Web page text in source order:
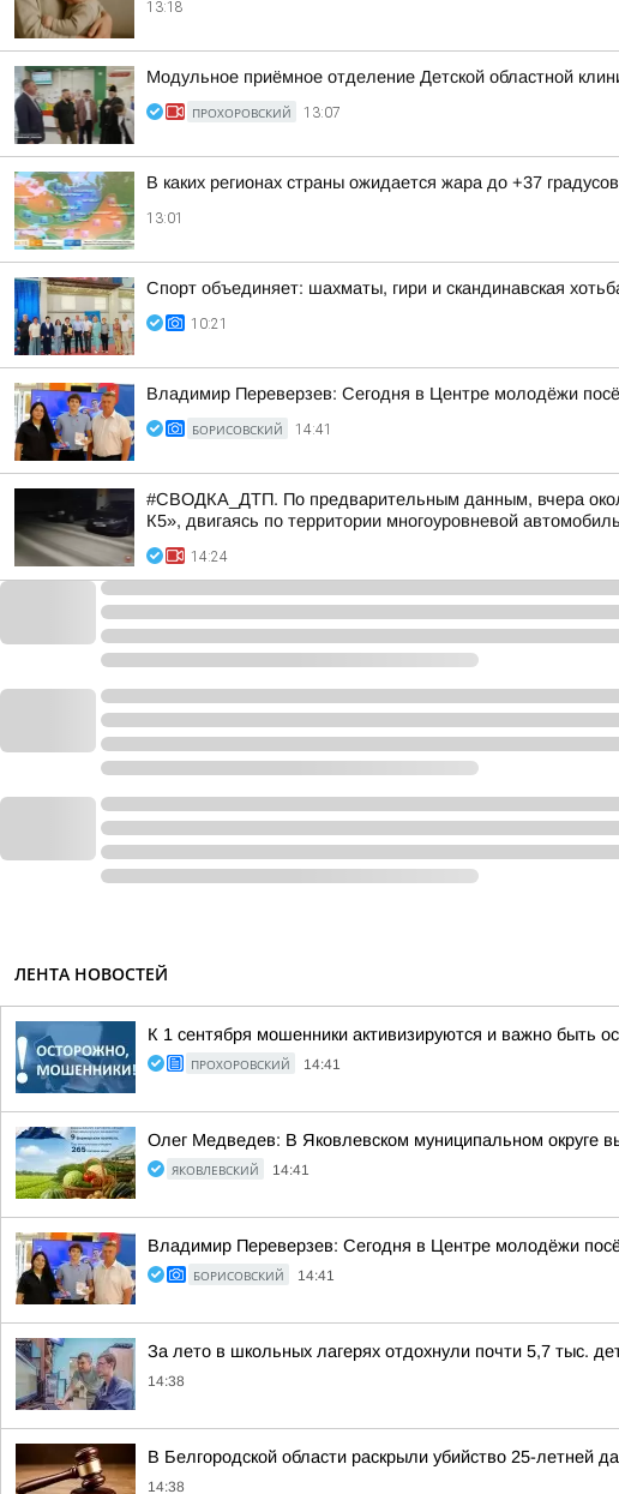
13:18
Модульное приёмное отделение Детской областной
ПРОХОРОВСКИЙ 13:07
В каких регионах страны ожидается жара до +37
13:01
Спорт объединяет: шахматы, гири и скандинавская
10:21
Владимир Переверзев: Сегодня в Центре молодёжи
БОРИСОВСКИЙ 14:41
#СВОДКА_ДТП. По предварительным данным, вчера
К5», двигаясь по территории многоуровневой
14:24
ЛЕНТА НОВОСТЕЙ
К 1 сентября мошенники активизируются и важно быть
ПРОХОРОВСКИЙ 14:41
Олег Медведев: В Яковлевском муниципальном округе
ЯКОВЛЕВСКИЙ 14:41
Владимир Переверзев: Сегодня в Центре молодёжи
БОРИСОВСКИЙ 14:41
За лето в школьных лагерях отдохнули почти 5,7 тыс.
14:38
В Белгородской области раскрыли убийство 25-летней
14:38